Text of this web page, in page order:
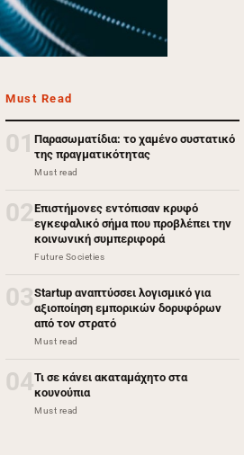
Must Read
01 Παρασωματίδια: το χαμένο συστατικό
της πραγματικότητας
Must read
02Επιστήμονες εντόπισαν κρυφό
εγκεφαλικό σήμα που προβλέπει την
κοινωνική συμπεριφορά
Future Societies
03Startup αναπτύσσει λογισμικό για
αξιοποίηση εμπορικών δορυφόρων
από τον στρατό
Must read
04Τι σε κάνει ακαταμάχητο στα
κουνούπια
Must read